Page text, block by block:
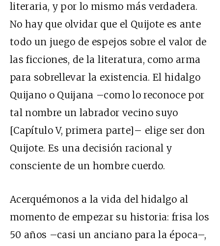
literaria, y por lo mismo más verdadera.
No hay que olvidar que el Quijote es ante
todo un juego de espejos sobre el valor de
las ficciones, de la literatura, como arma
para sobrellevar la existencia. El hidalgo
Quijano o Quijana –como lo reconoce por
tal nombre un labrador vecino suyo
[Capítulo V, primera parte]– elige ser don
Quijote. Es una decisión racional y
consciente de un hombre cuerdo.
Acerquémonos a la vida del hidalgo al
momento de empezar su historia: frisa los
50 años –casi un anciano para la época–,